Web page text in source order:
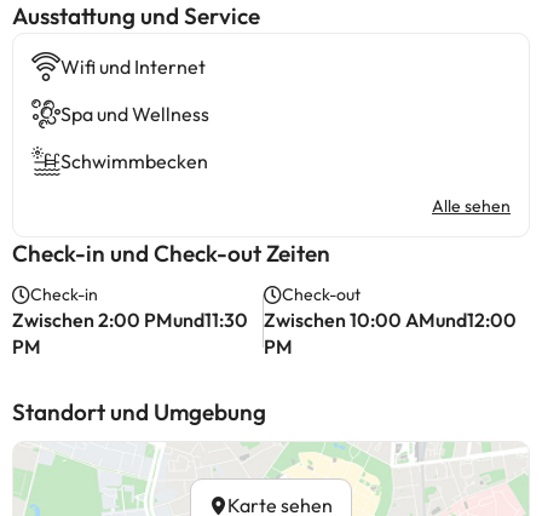
​Ausstattung und Service
Wifi und Internet
Spa und Wellness
Schwimmbecken
Alle sehen
Check-in und Check-out Zeiten
Check-in
Zwischen 2:00 PMund11:30
PM
Check-out
Zwischen 10:00 AMund12:00
PM
Standort und Umgebung
Karte sehen